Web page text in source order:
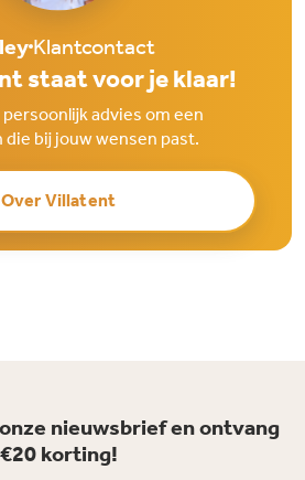
Klantcontact
staat voor je klaar!
advies om een
bij jouw wensen past.
Over Villatent
nieuwsbrief en ontvang
€20 korting!